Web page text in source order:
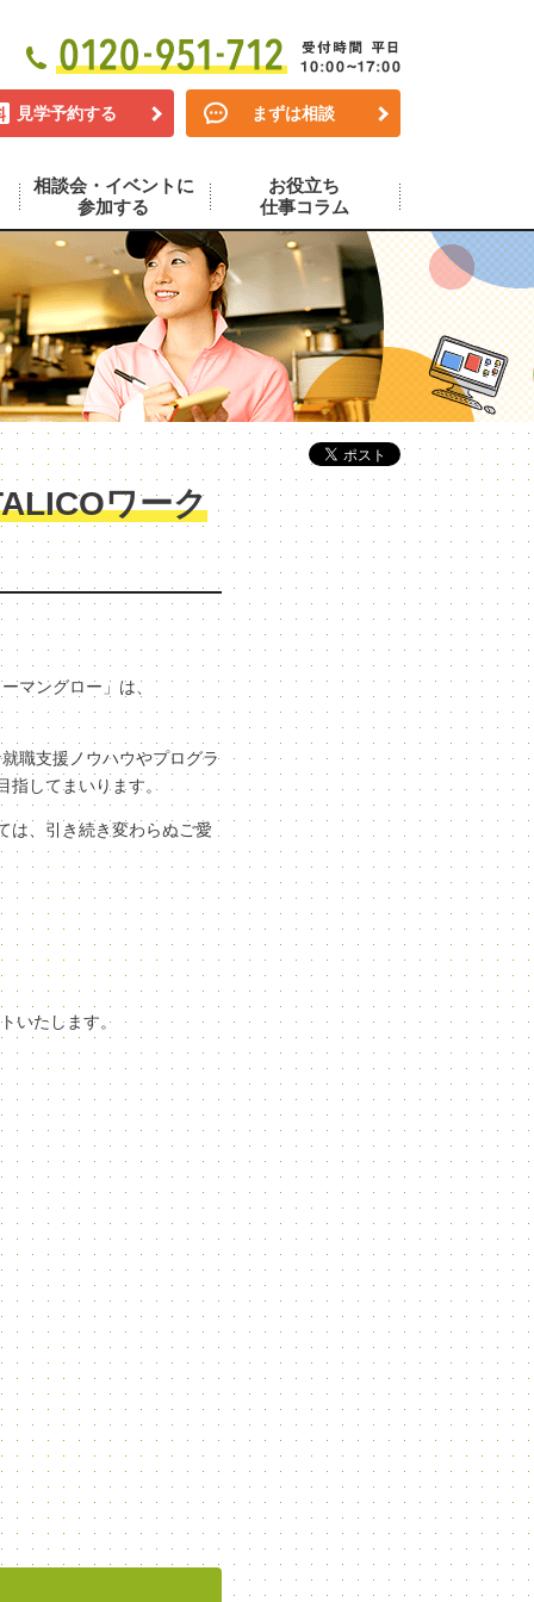
見学予約する まずは相談
相談会・イベントに
参加する
お役立ち
仕事コラム
ワーク
マングロー」は、
職支援ノウハウやプログラ
指してまいります。
は、引き続き変わらぬご愛
いたします。